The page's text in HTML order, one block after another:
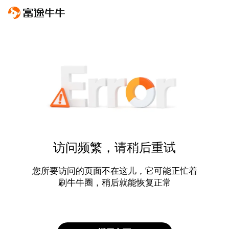
访问频繁，请稍后重试
您所要访问的页面不在这儿，它可能正忙着
刷牛牛圈，稍后就能恢复正常